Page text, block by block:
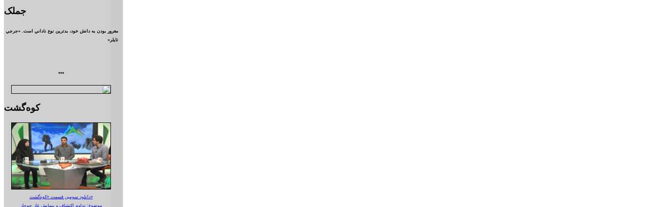
جملک
مغرور بودن به دانش خود، بدترين نوع ناداني است. «جرجي
تايلر»
***
کوه‌گشت
دانلود سومین قسمت «کوه‌گشت»
موضوع: تداوم اکتشاف و پیمایش غار جوجار